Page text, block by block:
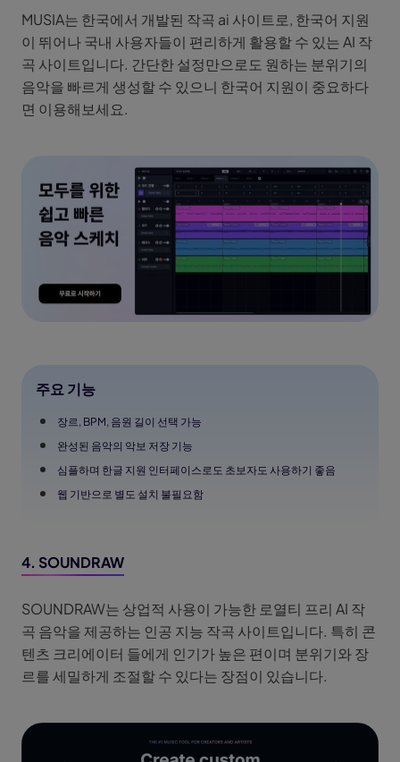
MUSIA는 한국에서 개발된 작곡 ai 사이트로, 한국어 지원
이 뛰어나 국내 사용자들이 편리하게 활용할 수 있는 AI 작
곡 사이트입니다. 간단한 설정만으로도 원하는 분위기의
음악을 빠르게 생성할 수 있으니 한국어 지원이 중요하다
면 이용해보세요.
주요 기능
장르, BPM, 음원 길이 선택 가능
완성된 음악의 악보 저장 기능
심플하며 한글 지원 인터페이스로도 초보자도 사용하기 좋음
웹 기반으로 별도 설치 불필요함
4. SOUNDRAW
SOUNDRAW는 상업적 사용이 가능한 로열티 프리 AI 작
곡 음악을 제공하는 인공 지능 작곡 사이트입니다. 특히 콘
텐츠 크리에이터 들에게 인기가 높은 편이며 분위기와 장
르를 세밀하게 조절할 수 있다는 장점이 있습니다.